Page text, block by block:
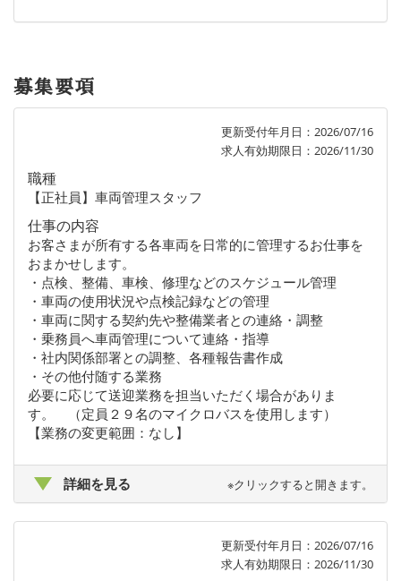
募集要項
更新受付年月日：2026/07/16
求人有効期限日：2026/11/30
職種
【正社員】車両管理スタッフ
仕事の内容
お客さまが所有する各車両を日常的に管理するお仕事を
おまかせします。
・点検、整備、車検、修理などのスケジュール管理
・車両の使用状況や点検記録などの管理
・車両に関する契約先や整備業者との連絡・調整
・乗務員へ車両管理について連絡・指導
・社内関係部署との調整、各種報告書作成
・その他付随する業務
必要に応じて送迎業務を担当いただく場合がありま
す。 （定員２９名のマイクロバスを使用します）
【業務の変更範囲：なし】
詳細を見る ※クリックすると開きます。
更新受付年月日：2026/07/16
求人有効期限日：2026/11/30